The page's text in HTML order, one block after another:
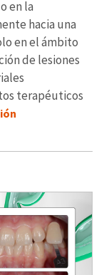
en la
hacia una
en el ámbito
de lesiones
terapéuticos